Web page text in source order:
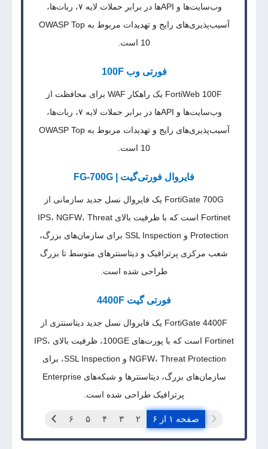
وب‌سایت‌ها و APIها در برابر حملات لایه ۷، ربات‌ها،
آسیب‌پذیری‌های رایج و تهدیدات مربوط به OWASP Top
10 است.
فورتی وب 100F
FortiWeb 100F یک راهکار WAF برای محافظت از
وب‌سایت‌ها و APIها در برابر حملات لایه ۷، ربات‌ها،
آسیب‌پذیری‌های رایج و تهدیدات مربوط به OWASP Top
10 است.
فایروال‌ فورتی‌گیت | FG-700G
FortiGate 700G یک فایروال نسل جدید سازمانی از
Fortinet است که با ظرفیت بالای IPS، NGFW، Threat
Protection و SSL Inspection برای سازمان‌های بزرگ،
شعب مرکزی پرترافیک و دیتاسنترهای متوسط تا بزرگ
طراحی شده است.
فورتی گیت 4400F
FortiGate 4400F یک فایروال نسل جدید دیتاسنتری از
Fortinet است که با پورت‌های 100GE، ظرفیت بالای IPS،
NGFW، Threat Protection و SSL Inspection، برای
سازمان‌های بزرگ، دیتاسنترها و شبکه‌های Enterprise
پرترافیک طراحی شده است.
صفحه ۱ از ۶